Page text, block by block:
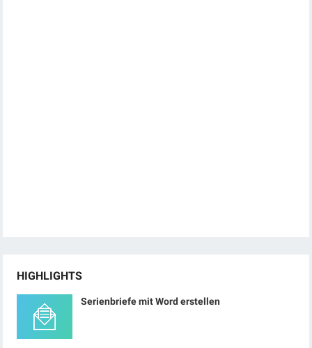
HIGHLIGHTS
Serienbriefe mit Word erstellen